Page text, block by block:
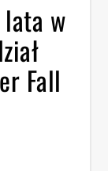
lata w
Fall